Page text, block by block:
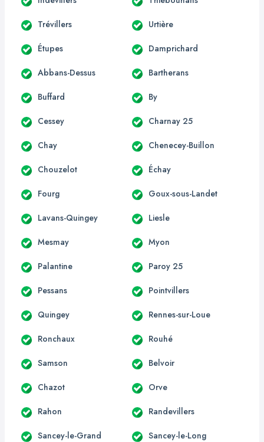
Trévillers Urtière
Étupes Damprichard
Abbans-Dessus Bartherans
Buffard By
Cessey Charnay 25
Chay Chenecey-Buillon
Chouzelot Échay
Fourg Goux-sous-Landet
Lavans-Quingey Liesle
Mesmay Myon
Palantine Paroy 25
Pessans Pointvillers
Quingey Rennes-sur-Loue
Ronchaux Rouhé
Samson Belvoir
Chazot Orve
Rahon Randevillers
Sancey-le-Grand Sancey-le-Long